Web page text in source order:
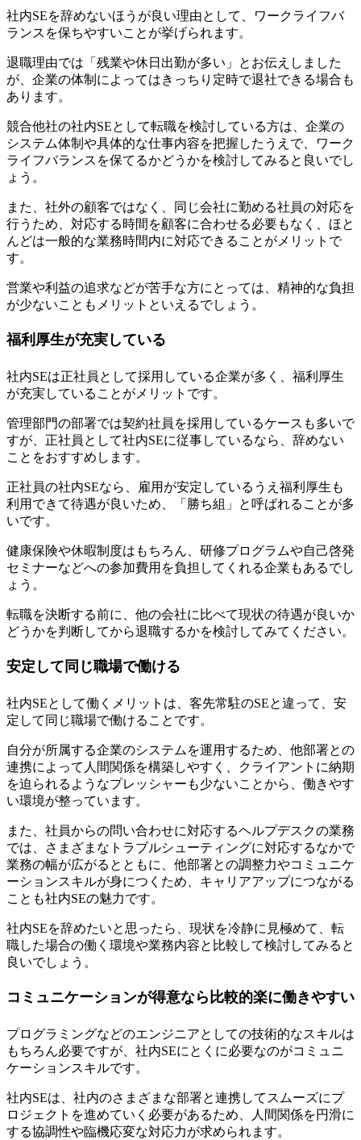
社内SEを辞めないほうが良い理由として、ワークライフバ
ランスを保ちやすいことが挙げられます。
退職理由では「残業や休日出勤が多い」とお伝えしました
が、 企業の体制によってはきっちり定時で退社できる場合も
あります。
競合他社の社内SEとして転職を検討している方は、企業の
システム体制や具体的な仕事内容を把握したうえで、ワーク
ライフバランスを保てるかどうかを検討してみると良いでし
ょう。
また、社外の顧客ではなく、同じ会社に勤める社員の対応を
行うため、対応する時間を顧客に合わせる必要もなく、ほと
んどは一般的な業務時間内に対応できることがメリットで
す。
営業や利益の追求などが苦手な方にとっては、精神的な負担
が少ないこともメリットといえるでしょう。
福利厚生が充実している
社内SEは正社員として採用している企業が多く、福利厚生
が充実していることがメリットです。
管理部門の部署では契約社員を採用しているケースも多いで
すが、正社員として社内SEに従事しているなら、辞めない
ことをおすすめします。
正社員の社内SEなら、雇用が安定しているうえ福利厚生も
利用できて待遇が良いため、「勝ち組」と呼ばれることが多
いです。
健康保険や休暇制度はもちろん、研修プログラムや自己啓発
セミナーなどへの参加費用を負担してくれる企業もあるでし
ょう。
転職を決断する前に、他の会社に比べて現状の待遇が良いか
どうかを判断してから退職するかを検討してみてください。
安定して同じ職場で働ける
社内SEとして働くメリットは、 客先常駐のSEと違って、安
定して同じ職場で働けること です。
自分が所属する企業のシステムを運用するため、他部署との
連携によって人間関係を構築しやすく、クライアントに納期
を迫られるようなプレッシャーも少ないことから、働きやす
い環境が整っています。
また、社員からの問い合わせに対応するヘルプデスクの業務
では、さまざまなトラブルシューティングに対応するなかで
業務の幅が広がるとともに、他部署との調整力やコミュニケ
ーションスキルが身につくため、キャリアアップにつながる
ことも社内SEの魅力です。
社内SEを辞めたいと思ったら、現状を冷静に見極めて、転
職した場合の働く環境や業務内容と比較して検討してみると
良いでしょう。
コミュニケーションが得意なら比較的楽に働きやすい
プログラミングなどのエンジニアとしての技術的なスキルは
もちろん必要ですが、 社内SEにとくに必要なのがコミュニ
ケーションスキルです。
社内SEは、社内のさまざまな部署と連携してスムーズにプ
ロジェクトを進めていく必要があるため、人間関係を円滑に
する協調性や臨機応変な対応力が求められます。